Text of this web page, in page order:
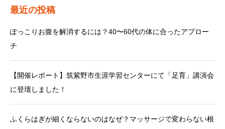
最近の投稿
ぽっこりお腹を解消するには？40〜60代の体に合ったアプロー
チ
【開催レポート】筑紫野市生涯学習センターにて「足育」講演会
に登壇しました！
ふくらはぎが細くならないのはなぜ？マッサージで変わらない根